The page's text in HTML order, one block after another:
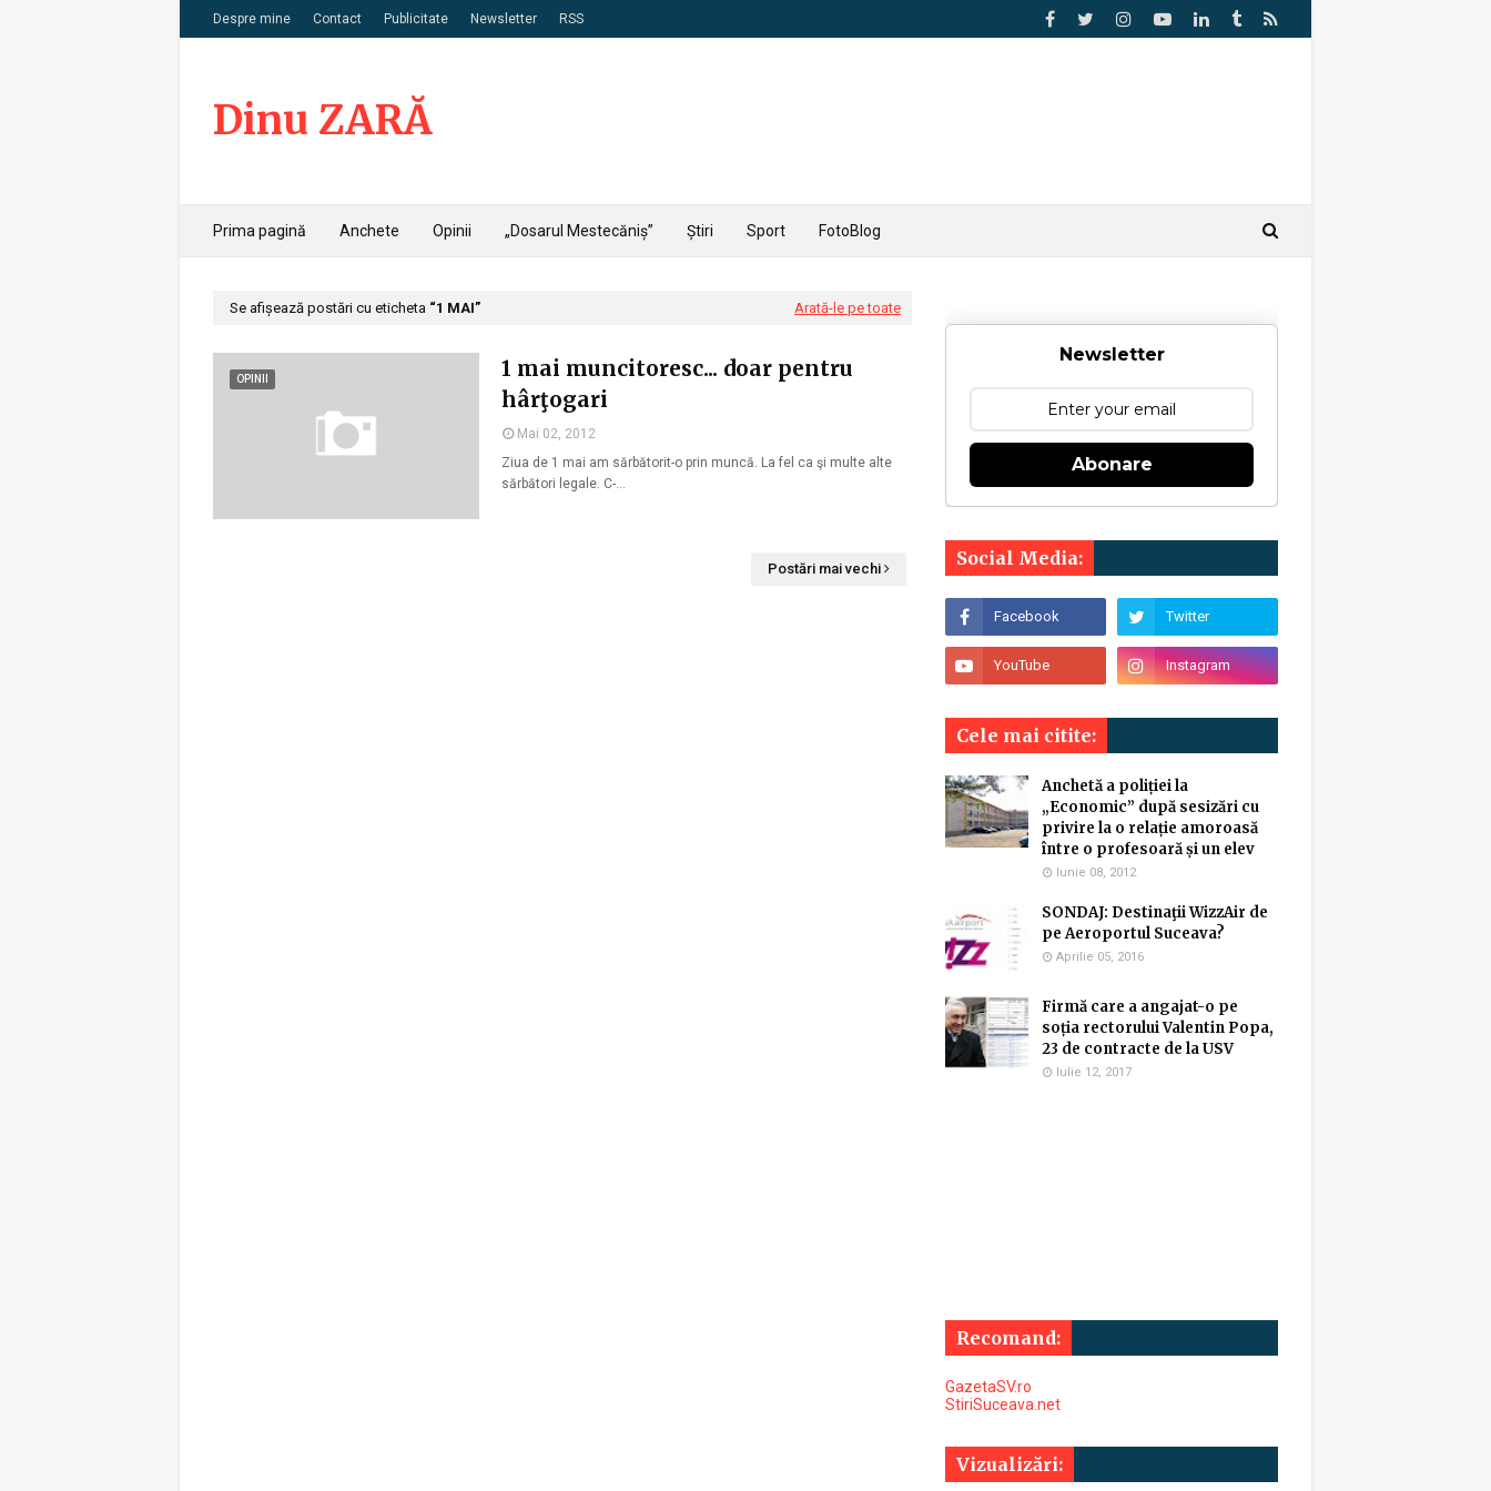
Despre mine Contact Publicitate Newsletter RSS
Dinu ZARĂ
Prima pagină Anchete Opinii „Dosarul Mestecăniș” Știri Sport FotoBlog
Se afișează postări cu eticheta 1 MAI Arată-le pe toate
OPINII
1 mai muncitoresc... doar pentru
hârţogari
Mai 02, 2012
Ziua de 1 mai am sărbătorit-o prin muncă. La fel ca şi multe alte
sărbători legale. C-…
Postări mai vechi
Newsletter
Abonare
Social Media:
Cele mai citite:
Anchetă a poliției la
„Economic” după sesizări cu
privire la o relație amoroasă
între o profesoară și un elev
Iunie 08, 2012
SONDAJ: Destinaţii WizzAir de
pe Aeroportul Suceava?
Aprilie 05, 2016
Firmă care a angajat-o pe
soția rectorului Valentin Popa,
23 de contracte de la USV
Iulie 12, 2017
Recomand:
GazetaSV.ro
StiriSuceava.net
Vizualizări: